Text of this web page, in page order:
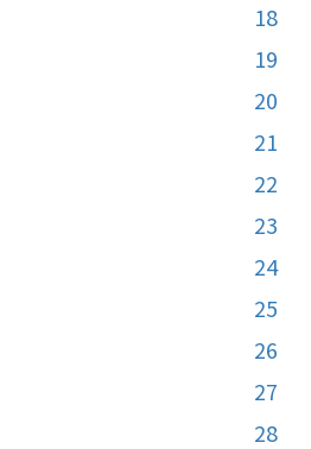
18
19
20
21
22
23
24
25
26
27
28